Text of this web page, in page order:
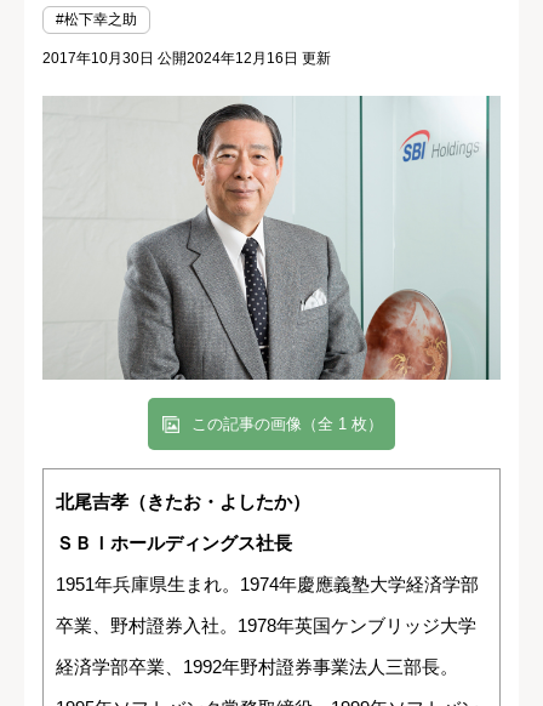
#松下幸之助
2017年10月30日 公開2024年12月16日 更新
この記事の画像（全 1 枚）
北尾吉孝（きたお・よしたか）
ＳＢＩホールディングス社長
1951年兵庫県生まれ。1974年慶應義塾大学経済学部
卒業、野村證券入社。1978年英国ケンブリッジ大学
経済学部卒業、1992年野村證券事業法人三部長。